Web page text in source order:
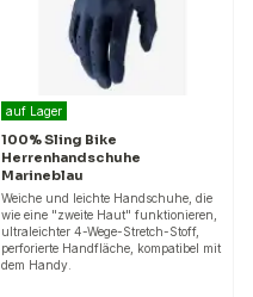
auf Lager
100% Sling Bike
Herrenhandschuhe
Marineblau
Weiche und leichte Handschuhe, die
wie eine "zweite Haut" funktionieren,
ultraleichter 4-Wege-Stretch-Stoff,
perforierte Handfläche, kompatibel mit
dem Handy.